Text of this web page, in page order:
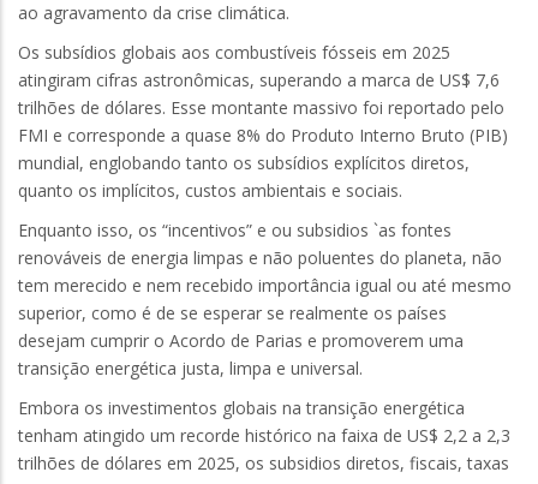
ao agravamento da crise climática.
Os subsídios globais aos combustíveis fósseis em 2025
atingiram cifras astronômicas, superando a marca de US$ 7,6
trilhões de dólares. Esse montante massivo foi reportado pelo
FMI e corresponde a quase 8% do Produto Interno Bruto (PIB)
mundial, englobando tanto os subsídios explícitos diretos,
quanto os implícitos, custos ambientais e sociais.
Enquanto isso, os “incentivos” e ou subsidios `as fontes
renováveis de energia limpas e não poluentes do planeta, não
tem merecido e nem recebido importância igual ou até mesmo
superior, como é de se esperar se realmente os países
desejam cumprir o Acordo de Parias e promoverem uma
transição energética justa, limpa e universal.
Embora os investimentos globais na transição energética
tenham atingido um recorde histórico na faixa de US$ 2,2 a 2,3
trilhões de dólares em 2025, os subsidios diretos, fiscais, taxas